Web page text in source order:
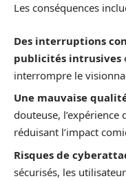
Les conséquences
Des interruptions
publicités intrusives
interrompre le
Une mauvaise
douteuse,
réduisant l’impact
Risques de
sécurisés, les